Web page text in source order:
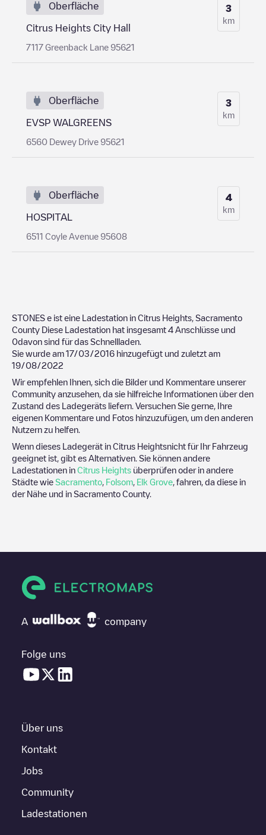
Oberfläche
Citrus Heights City Hall
7117 Greenback Lane 95621
3
km
Oberfläche
EVSP WALGREENS
6560 Dewey Drive 95621
3
km
Oberfläche
HOSPITAL
6511 Coyle Avenue 95608
4
km
STONES e ist eine Ladestation in Citrus Heights Sacramento
County Diese Ladestation hat insgesamt 4 Anschlüsse und
0davon sind für das Schnellladen.
Sie wurde am 17/03/2016 hinzugefügt und zuletzt am
19/08/2022
Wir empfehlen Ihnen, sich die Bilder und Kommentare unserer
Community anzusehen, da sie hilfreiche Informationen über den
Zustand des Ladegeräts liefern. Versuchen Sie gerne, Ihre
eigenen Kommentare und Fotos hinzuzufügen, um den anderen
Nutzern zu helfen.
Wenn dieses Ladegerät in Citrus Heightsnicht für Ihr Fahrzeug
geeignet ist, gibt es Alternativen. Sie können andere
Ladestationen in Citrus Heights überprüfen oder in andere
Städte wie Sacramento Folsom Elk Grove , fahren, da diese in
der Nähe und in Sacramento County.
A company
Folge uns
Über uns
Kontakt
Jobs
Community
Ladestationen